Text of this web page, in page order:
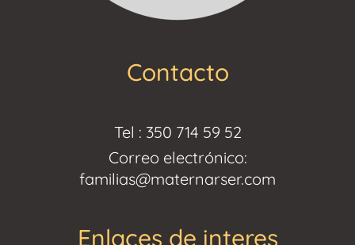
Contacto
Tel : 350 714 59 52
Correo electrónico:
familias@maternarser.com
Enlaces de interes